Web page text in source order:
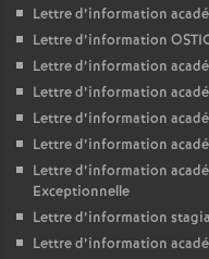
Lettre d’information
Lettre d’information
Lettre d’information
Lettre d’information
Lettre d’information
Lettre d’information
Lettre d’information
Exceptionnelle
Lettre d’information
Lettre d’information